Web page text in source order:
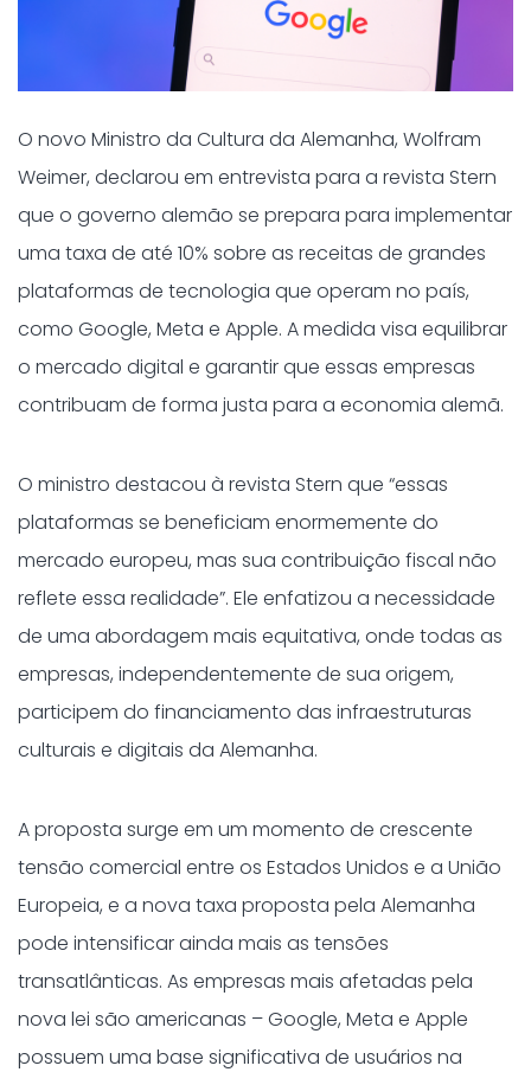
O novo Ministro da Cultura da Alemanha, Wolfram
Weimer, declarou em entrevista para a revista Stern
que o governo alemão se prepara para implementar
uma taxa de até 10% sobre as receitas de grandes
plataformas de tecnologia que operam no país,
como Google, Meta e Apple. A medida visa equilibrar
o mercado digital e garantir que essas empresas
contribuam de forma justa para a economia alemã.
O ministro destacou à revista Stern que “essas
plataformas se beneficiam enormemente do
mercado europeu, mas sua contribuição fiscal não
reflete essa realidade”. Ele enfatizou a necessidade
de uma abordagem mais equitativa, onde todas as
empresas, independentemente de sua origem,
participem do financiamento das infraestruturas
culturais e digitais da Alemanha.
A proposta surge em um momento de crescente
tensão comercial entre os Estados Unidos e a União
Europeia, e a nova taxa proposta pela Alemanha
pode intensificar ainda mais as tensões
transatlânticas. As empresas mais afetadas pela
nova lei são americanas – Google, Meta e Apple
possuem uma base significativa de usuários na